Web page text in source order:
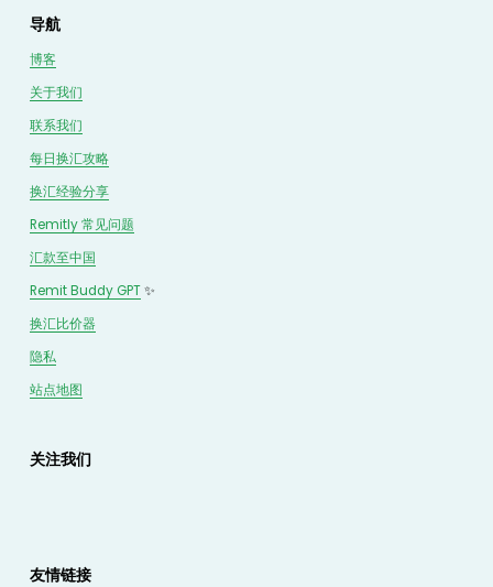
导航
博客
关于我们
联系我们
每日换汇攻略
换汇经验分享
Remitly 常见问题
汇款至中国
Remit Buddy GPT ✨
换汇比价器
隐私
站点地图
关注我们
友情链接